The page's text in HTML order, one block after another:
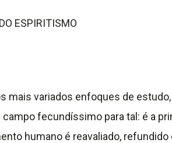
ESPIRITISMO
mais variados enfoques de
fecundíssimo para tal: é a
humano é reavaliado,